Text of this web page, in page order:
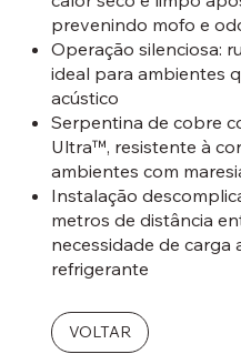
prevenindo mofo e
Operação silenciosa:
ideal para ambientes
acústico
Serpentina de cobre
Ultra™, resistente à
ambientes com
Instalação
metros de distância
necessidade de carga
refrigerante
VOLTAR